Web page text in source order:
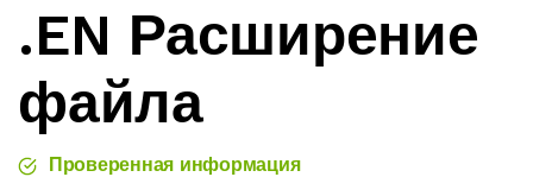
.EN Расширение
файла
Проверенная информация